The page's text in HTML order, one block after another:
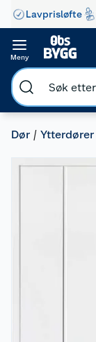
Lavprisløfte
Meny
Dør Ytterdører